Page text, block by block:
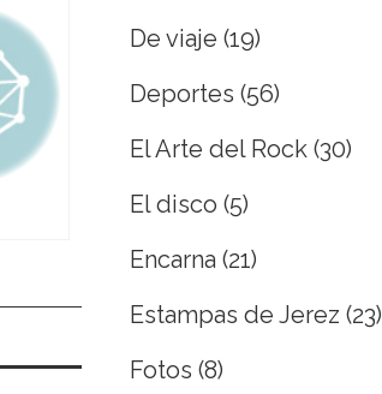
De viaje (19)
Deportes (56)
El Arte del Rock (30)
El disco (5)
Encarna (21)
Estampas de Jerez (23)
Fotos (8)